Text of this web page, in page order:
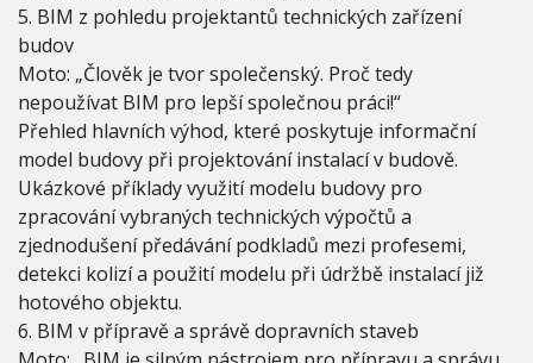
5. BIM z pohledu projektantů technických zařízení
budov
Moto: „Člověk je tvor společenský. Proč tedy
nepoužívat BIM pro lepší společnou práci!“
Přehled hlavních výhod, které poskytuje informační
model budovy při projektování instalací v budově.
Ukázkové příklady využití modelu budovy pro
zpracování vybraných technických výpočtů a
zjednodušení předávání podkladů mezi profesemi,
detekci kolizí a použití modelu při údržbě instalací již
hotového objektu.
6. BIM v přípravě a správě dopravních staveb